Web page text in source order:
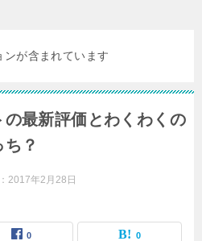
が含まれています
の最新評価とわくわくの
？
2017年2月28日
0 0